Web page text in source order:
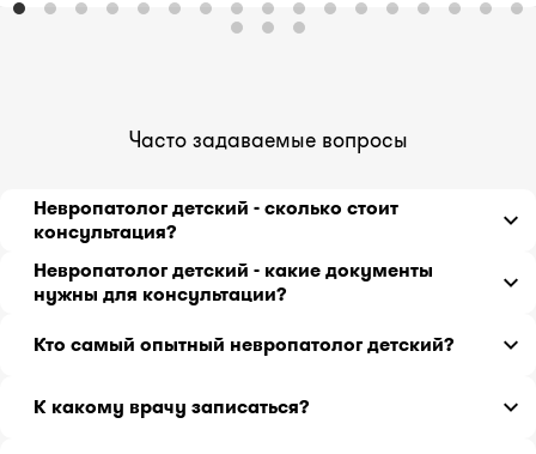
Часто задаваемые вопросы
Невропатолог детский - сколько стоит
консультация?
Врач невропатолог детский - онлайн консультация
от4900 тг до7200тг за 30 минут.
Невропатолог детский - какие документы
нужны для консультации?
предварительным диагнозом, проведенными
сопутствующих заболеваниях, перечень
принимаемых лекарств.
Кто самый опытный невропатолог детский?
стажем работы 36 лет, принимающий онлайн -
К какому врачу записаться?